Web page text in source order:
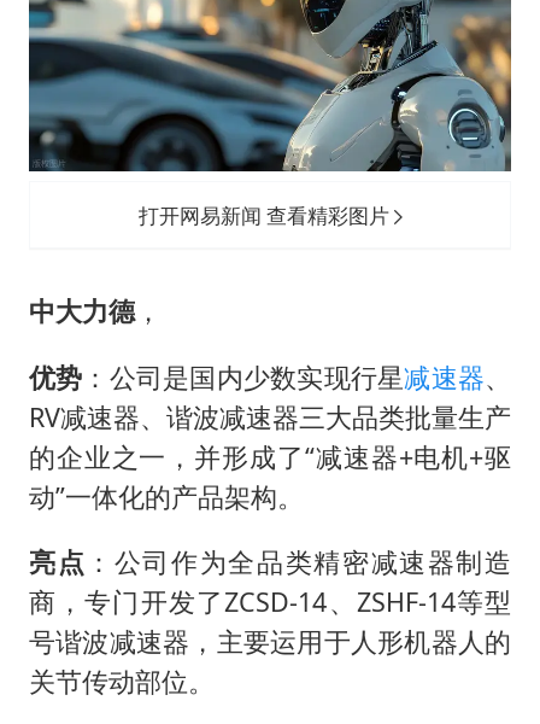
打开网易新闻 查看精彩图片
中大力德，
优势 ：公司是国内少数实现行星减速器、
RV减速器、谐波减速器三大品类批量生产
的企业之一，并形成了“减速器+电机+驱
动”一体化的产品架构。
亮点 ：公司作为全品类精密减速器制造
商，专门开发了ZCSD-14、ZSHF-14等型
号谐波减速器，主要运用于人形机器人的
关节传动部位。